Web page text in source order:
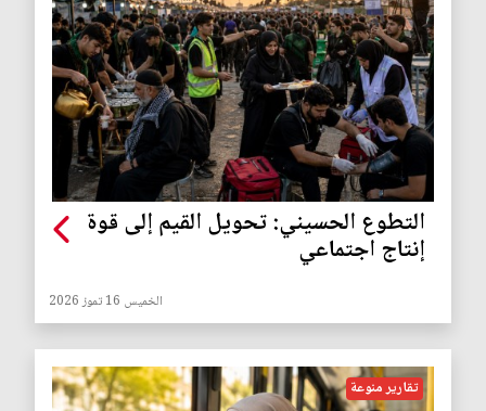
التطوع الحسيني: تحويل القيم إلى قوة
إنتاج اجتماعي
الخميس 16 تموز 2026
تقارير منوعة